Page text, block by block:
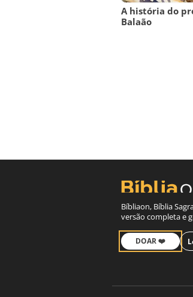
A história do
Balaão
Bíbliaon, Bíblia
versão completa e
DOAR ❤️